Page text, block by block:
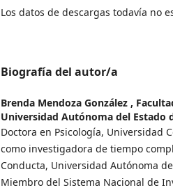
Los datos de descargas todavía no
Biografía del autor/a
Brenda Mendoza González ,
Universidad Autónoma del Estado
Doctora en Psicología, Universidad
como investigadora de tiempo
Conducta, Universidad Autónoma
Miembro del Sistema Nacional de